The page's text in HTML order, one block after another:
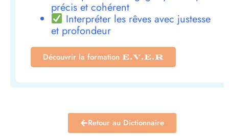
précis et cohérent
Interpréter les rêves avec justesse
et profondeur
Découvrir la formation E.V.E.R
Retour au Dictionnaire